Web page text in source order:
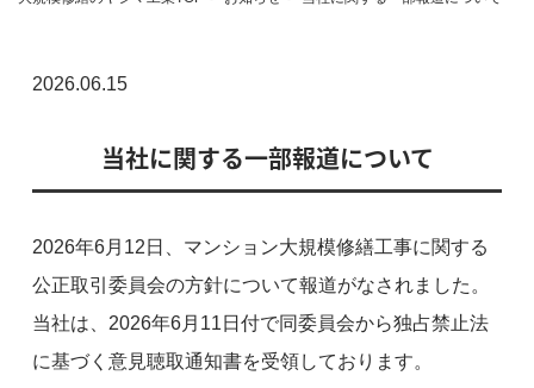
2026.06.15
当社に関する一部報道について
2026年6月12日、マンション大規模修繕工事に関する
公正取引委員会の方針について報道がなされました。
当社は、2026年6月11日付で同委員会から独占禁止法
に基づく意見聴取通知書を受領しております。